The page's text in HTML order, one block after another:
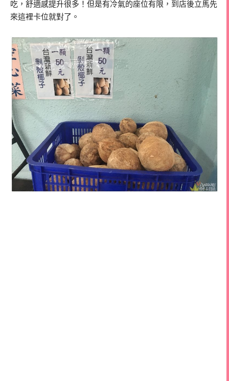
吃，舒適感提升很多！但是有冷氣的座位有限，到店後立馬先
來這裡卡位就對了。